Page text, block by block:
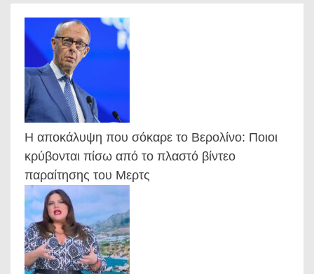
Η αποκάλυψη που σόκαρε το Βερολίνο: Ποιοι
κρύβονται πίσω από το πλαστό βίντεο
παραίτησης του Μερτς